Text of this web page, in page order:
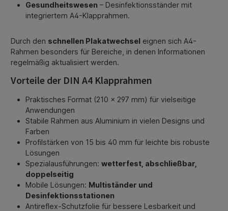
Gesundheitswesen – Desinfektionsständer mit
integriertem A4-Klapprahmen.
Durch den schnellen Plakatwechsel eignen sich A4-
Rahmen besonders für Bereiche, in denen Informationen
regelmäßig aktualisiert werden.
Vorteile der DIN A4 Klapprahmen
Praktisches Format (210 × 297 mm) für vielseitige
Anwendungen
Stabile Rahmen aus Aluminium in vielen Designs und
Farben
Profilstärken von 15 bis 40 mm für leichte bis robuste
Lösungen
Spezialausführungen: wetterfest, abschließbar,
doppelseitig
Mobile Lösungen: Multiständer und
Desinfektionsstationen
Antireflex-Schutzfolie für bessere Lesbarkeit und